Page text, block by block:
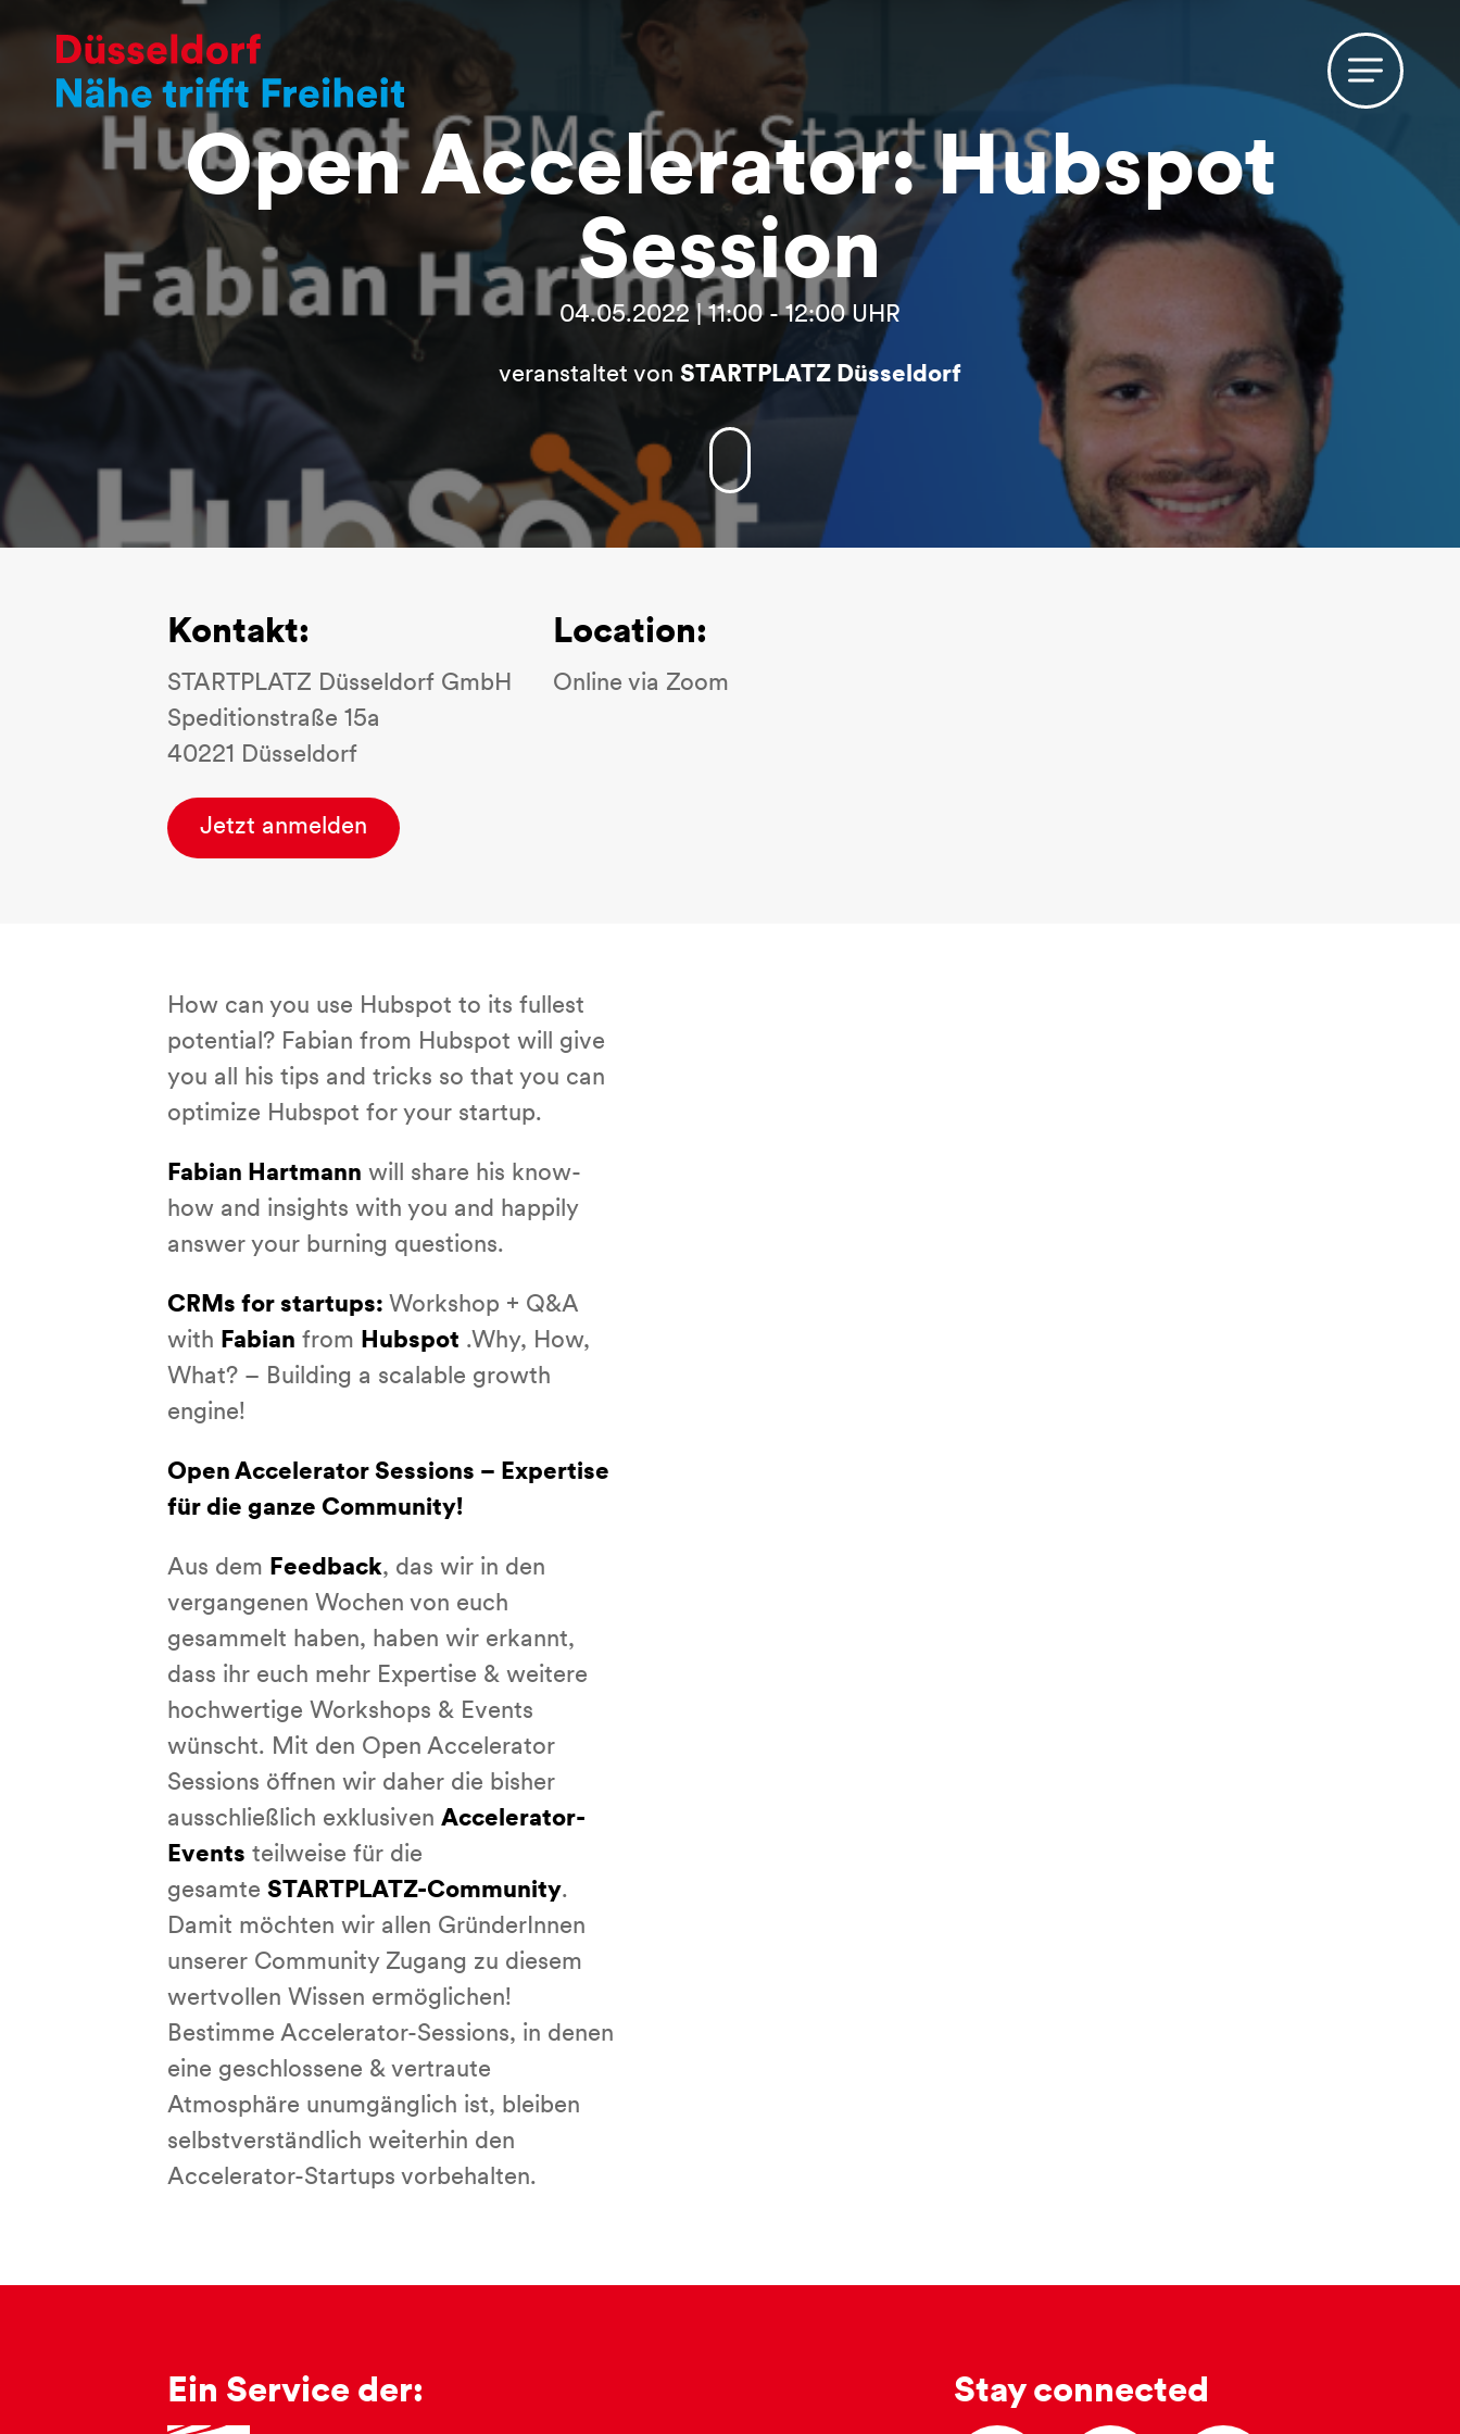
Open Accelerator: Hubspot
Session
04.05.2022 | 11:00 - 12:00 UHR
veranstaltet von STARTPLATZ Düsseldorf
Kontakt:
STARTPLATZ Düsseldorf GmbH
Speditionstraße 15a
40221 Düsseldorf
Location:
Online via Zoom
Jetzt anmelden
How can you use Hubspot to its fullest
potential? Fabian from Hubspot will give
you all his tips and tricks so that you can
optimize Hubspot for your startup.
Fabian Hartmann will share his know-
how and insights with you and happily
answer your burning questions.
CRMs for startups: Workshop + Q&A
with Fabian from Hubspot .Why, How,
What? – Building a scalable growth
engine!
Open Accelerator Sessions – Expertise
für die ganze Community!
Aus dem Feedback, das wir in den
vergangenen Wochen von euch
gesammelt haben, haben wir erkannt,
dass ihr euch mehr Expertise & weitere
hochwertige Workshops & Events
wünscht. Mit den Open Accelerator
Sessions öffnen wir daher die bisher
ausschließlich exklusiven Accelerator-
Events teilweise für die
gesamte STARTPLATZ-Community.
Damit möchten wir allen GründerInnen
unserer Community Zugang zu diesem
wertvollen Wissen ermöglichen!
Bestimme Accelerator-Sessions, in denen
eine geschlossene & vertraute
Atmosphäre unumgänglich ist, bleiben
selbstverständlich weiterhin den
Accelerator-Startups vorbehalten.
Ein Service der: Stay connected